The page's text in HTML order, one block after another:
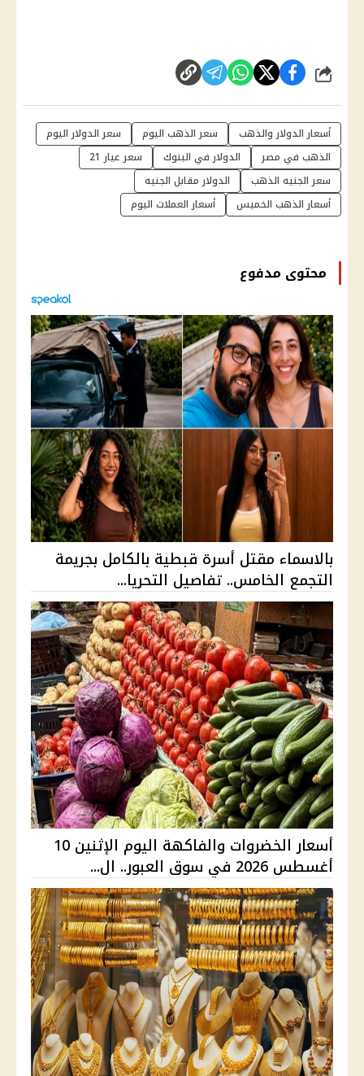
شارك
أسعار الدولار والذهب سعر الذهب اليوم
سعر الدولار اليوم
الذهب في مصر
الدولار في البنوك
سعر عيار 21
سعر الجنيه الذهب
الدولار مقابل الجنيه
أسعار الذهب الخميس
أسعار العملات اليوم
محتوى مدفوع
بالاسماء مقتل أسرة قبطية بالكامل بجريمة
التجمع الخامس.. تفاصيل التحريا...
أسعار الخضروات والفاكهة اليوم الإثنين 10
أغسطس 2026 في سوق العبور.. ال...